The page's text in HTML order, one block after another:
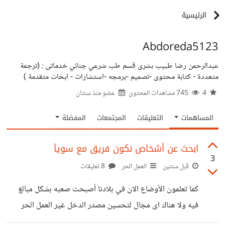
الرئيسية
Abdoreda5123
عبدالرحمن رضا طبيب بشرى قسم طب شرعي جنائي خدماتى : (ترجمة
متعددة - كتابة محتوى -تصميم -برمجه -استشارات - ابحاث متقدمة )
عضو منذسنتان
المساهمات التعليقات المجتمعات المفضلة
3
ابحث عن أشخاص نكون فريق مع سويآ
قبل سنتين العمل الحر
كما تعلمون الأوضاع الان في بلادنا أصبحت صعبه بشكل مبالغ
فيه ولا هناك اى مجال لتحسين مصدر الدخل غير العمل الحر
والاعتماد على الذات موضوعي هو انى اريد أشخاص نكون فريق